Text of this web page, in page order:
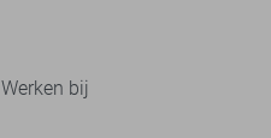
Werken bij